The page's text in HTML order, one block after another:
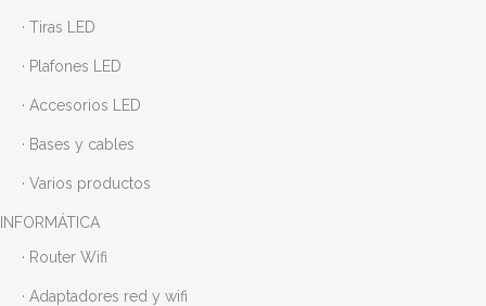
· Tiras LED
· Plafones LED
· Accesorios LED
· Bases y cables
· Varios productos
INFORMÁTICA
· Router Wifi
· Adaptadores red y wifi